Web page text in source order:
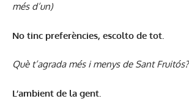
més d’un)
No tinc preferències, escolto de tot.
Què t’agrada més i menys de Sant Fruitós?
L’ambient de la gent.